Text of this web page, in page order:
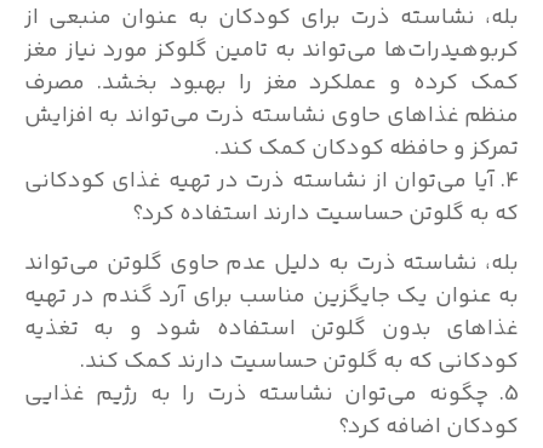
بله، نشاسته ذرت برای کودکان به عنوان منبعی از
کربوهیدرات‌ها می‌تواند به تامین گلوکز مورد نیاز مغز
کمک کرده و عملکرد مغز را بهبود بخشد. مصرف
منظم غذاهای حاوی نشاسته ذرت می‌تواند به افزایش
تمرکز و حافظه کودکان کمک کند.
4. آیا می‌توان از نشاسته ذرت در تهیه غذای کودکانی
که به گلوتن حساسیت دارند استفاده کرد؟
بله، نشاسته ذرت به دلیل عدم حاوی گلوتن می‌تواند
به عنوان یک جایگزین مناسب برای آرد گندم در تهیه
غذاهای بدون گلوتن استفاده شود و به تغذیه
کودکانی که به گلوتن حساسیت دارند کمک کند.
5. چگونه می‌توان نشاسته ذرت را به رژیم غذایی
کودکان اضافه کرد؟